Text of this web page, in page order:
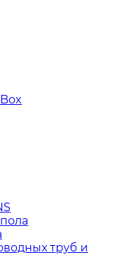
труб и